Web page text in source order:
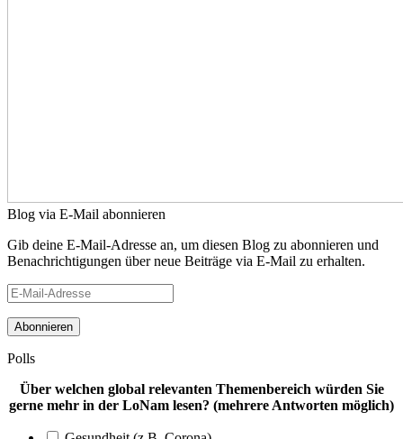
Blog via E-Mail abonnieren
Gib deine E-Mail-Adresse an, um diesen Blog zu abonnieren und
Benachrichtigungen über neue Beiträge via E-Mail zu erhalten.
E-
Adresse
Polls
Über welchen global relevanten Themenbereich würden Sie
gerne mehr in der LoNam lesen? (mehrere Antworten möglich)